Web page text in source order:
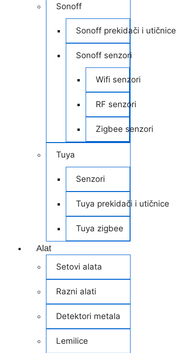
Sonoff
Sonoff prekidači i utičnice
Sonoff senzori
Wifi senzori
RF senzori
Zigbee senzori
Tuya
Senzori
Tuya prekidači i utičnice
Tuya zigbee
Alat
Setovi alata
Razni alati
Detektori metala
Lemilice